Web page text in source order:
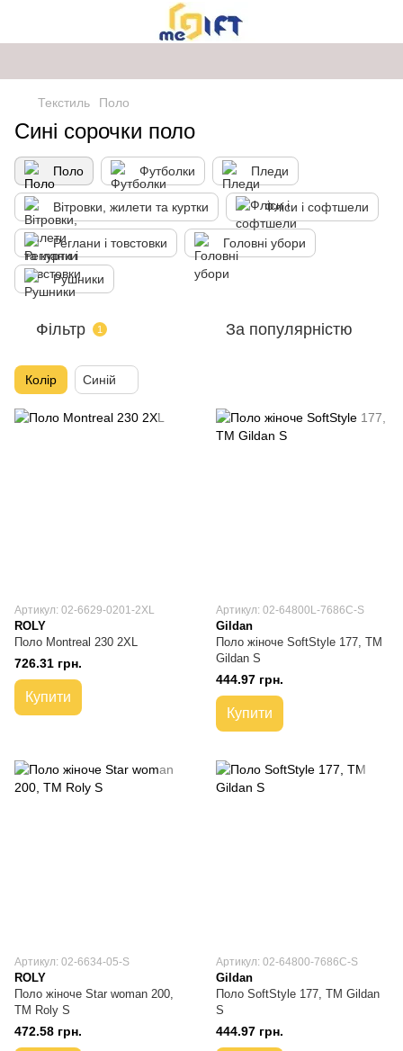
Текстиль Поло
Сині сорочки поло
Поло Футболки Пледи
Вітровки, жилети та куртки Фліси і софтшели
Реглани і товстовки Головні убори
Рушники
Фільтр 1 За популярністю
Колір Синій
Артикул: 02-6629-0201-2XL
ROLY
Поло Montreal 230 2XL
726.31 грн.
Купити
Артикул: 02-64800L-7686C-S
Gildan
Поло жіноче SoftStyle 177, TM
Gildan S
444.97 грн.
Купити
Артикул: 02-6634-05-S
ROLY
Поло жіноче Star woman 200,
TM Roly S
472.58 грн.
Артикул: 02-64800-7686C-S
Gildan
Поло SoftStyle 177, TM Gildan
S
444.97 грн.